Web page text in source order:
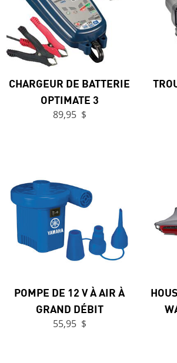
CHARGEUR DE BATTERIE
OPTIMATE 3
89,95 $
POMPE DE 12 V À AIR À
GRAND DÉBIT
55,95 $